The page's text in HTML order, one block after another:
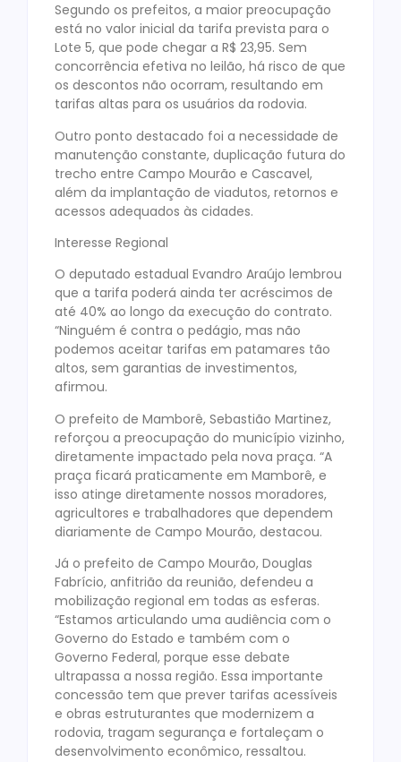
Segundo os prefeitos, a maior preocupação
está no valor inicial da tarifa prevista para o
Lote 5, que pode chegar a R$ 23,95. Sem
concorrência efetiva no leilão, há risco de que
os descontos não ocorram, resultando em
tarifas altas para os usuários da rodovia.
Outro ponto destacado foi a necessidade de
manutenção constante, duplicação futura do
trecho entre Campo Mourão e Cascavel,
além da implantação de viadutos, retornos e
acessos adequados às cidades.
Interesse Regional
O deputado estadual Evandro Araújo lembrou
que a tarifa poderá ainda ter acréscimos de
até 40% ao longo da execução do contrato.
“Ninguém é contra o pedágio, mas não
podemos aceitar tarifas em patamares tão
altos, sem garantias de investimentos,
afirmou.
O prefeito de Mamborê, Sebastião Martinez,
reforçou a preocupação do município vizinho,
diretamente impactado pela nova praça. “A
praça ficará praticamente em Mamborê, e
isso atinge diretamente nossos moradores,
agricultores e trabalhadores que dependem
diariamente de Campo Mourão, destacou.
Já o prefeito de Campo Mourão, Douglas
Fabrício, anfitrião da reunião, defendeu a
mobilização regional em todas as esferas.
“Estamos articulando uma audiência com o
Governo do Estado e também com o
Governo Federal, porque esse debate
ultrapassa a nossa região. Essa importante
concessão tem que prever tarifas acessíveis
e obras estruturantes que modernizem a
rodovia, tragam segurança e fortaleçam o
desenvolvimento econômico, ressaltou.